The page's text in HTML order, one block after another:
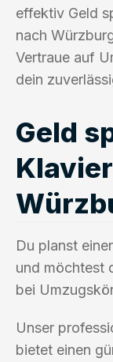
effektiv Geld
nach
Vertraue auf
dein
Geld
Du planst
und möchtest
bei
Unser
bietet einen